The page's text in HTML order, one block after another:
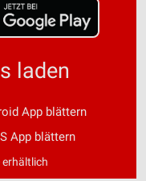
laden
App blättern
App blättern
erhältlich